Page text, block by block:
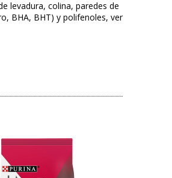
levadura, colina, paredes de
BHA, BHT) y polifenoles, ver